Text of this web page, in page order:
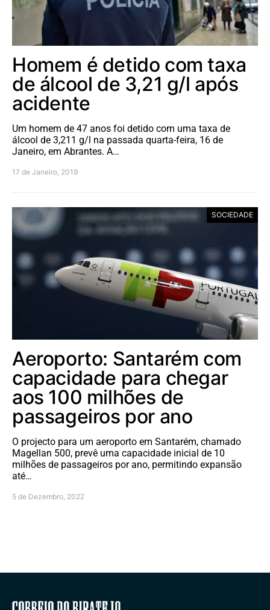
Homem é detido com taxa
de álcool de 3,21 g/l após
acidente
Um homem de 47 anos foi detido com uma taxa de
álcool de 3,211 g/l na passada quarta-feira, 16 de
Janeiro, em Abrantes. A…
17 de Janeiro, 2019
SOCIEDADE
Aeroporto: Santarém com
capacidade para chegar
aos 100 milhões de
passageiros por ano
O projecto para um aeroporto em Santarém, chamado
Magellan 500, prevê uma capacidade inicial de 10
milhões de passageiros por ano, permitindo expansão
até…
5 de Dezembro, 2022